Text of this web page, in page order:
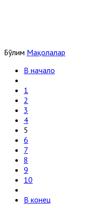
Бўлим Мақолалар
В начало
1
2
3
4
5
6
7
8
9
10
В конец